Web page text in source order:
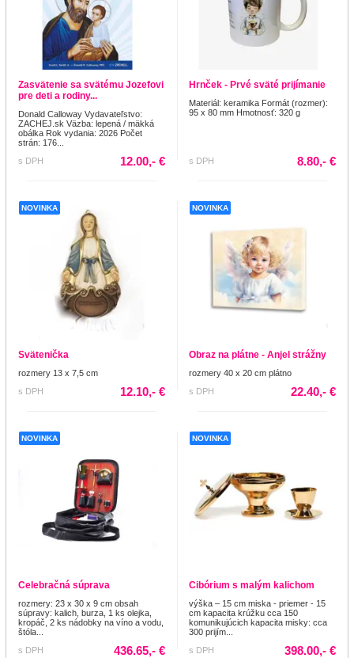
Zasvätenie sa svätému Jozefovi
pre deti a rodiny...
Donald Calloway Vydavateľstvo:
ZACHEJ.sk Väzba: lepená / mäkká
obálka Rok vydania: 2026 Počet
strán: 176...
s DPH
12.00,- €
Hrnček - Prvé sväté prijímanie
Materiál: keramika Formát (rozmer):
95 x 80 mm Hmotnosť: 320 g
s DPH 8.80,- €
NOVINKA
Svätenička
rozmery 13 x 7,5 cm
s DPH
12.10,- €
NOVINKA
Obraz na plátne - Anjel strážny
rozmery 40 x 20 cm plátno
s DPH
22.40,- €
NOVINKA
Celebračná súprava
rozmery: 23 x 30 x 9 cm obsah
súpravy: kalich, burza, 1 ks olejka,
kropáč, 2 ks nádobky na víno a vodu,
štóla...
s DPH
436.65,- €
NOVINKA
Cibórium s malým kalichom
výška – 15 cm miska - priemer - 15
cm kapacita krúžku cca 150
komunikujúcich kapacita misky: cca
300 prijím...
s DPH
398.00,- €